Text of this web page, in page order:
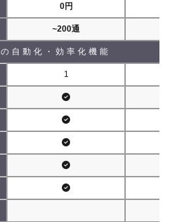
0円
~200通
自動化・効率化機能
1